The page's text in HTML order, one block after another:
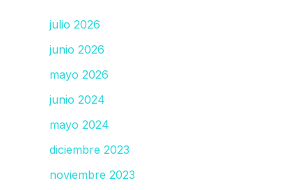
julio 2026
junio 2026
mayo 2026
junio 2024
mayo 2024
diciembre 2023
noviembre 2023